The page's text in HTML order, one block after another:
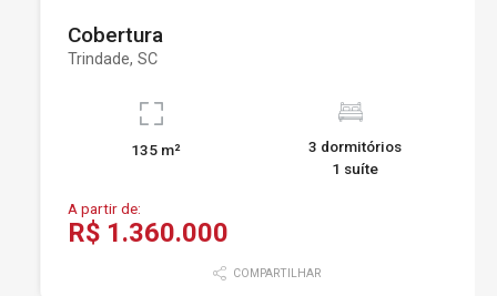
Cobertura
Trindade, SC
135 m²
3 dormitórios
1 suíte
A partir de:
R$ 1.360.000
COMPARTILHAR